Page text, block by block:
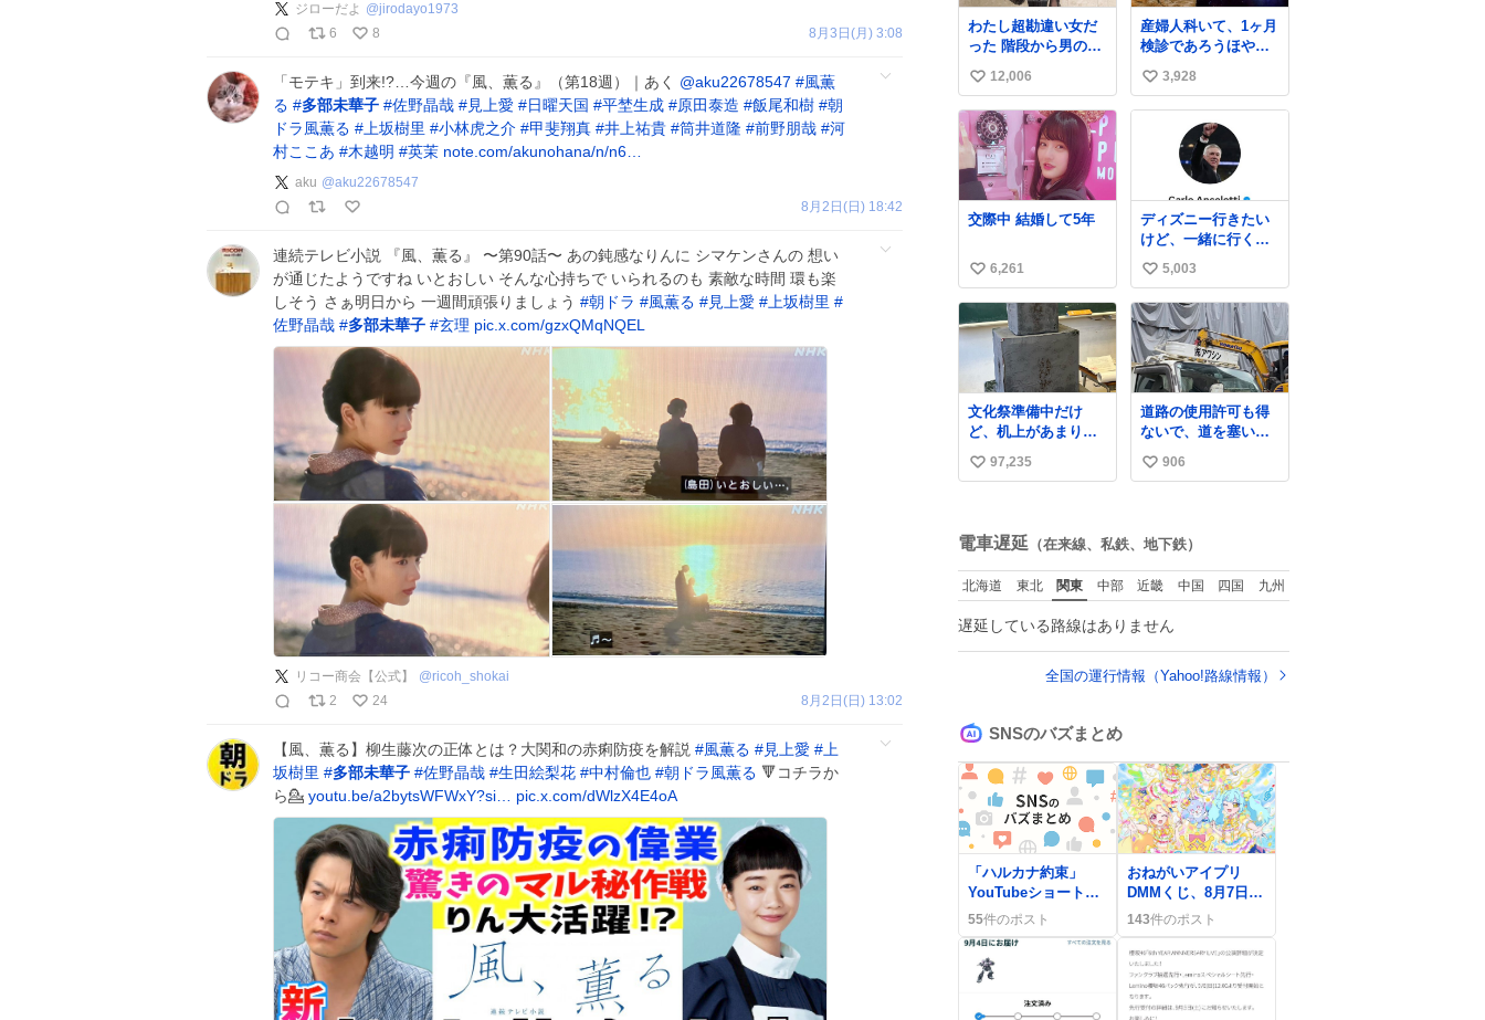
ジローだよ @jirodayo1973
6
8 8月3日(月) 3:08
「モテキ」到来!?…今週の『風、薫る』（第18週）｜あく @aku22678547 #風薫
る #多部未華子 #佐野晶哉 #見上愛 #日曜天国 #平埜生成 #原田泰造 #飯尾和樹 #朝
ドラ風薫る # 上坂樹里 #小林虎之介 #甲斐翔真 #井上祐貴 #筒井道隆 #前野朋哉 #河
村ここあ #木越明 #英茉 note.com/akunohana/n/n6…
aku @aku22678547
8月2日(日) 18:42
連続テレビ小説 『風、薫る』 〜第90話〜 あの鈍感なりんに シマケンさんの 想い
が通じたようですね いとおしい そんな心持ちで いられるのも 素敵な時間 環も楽
しそう さぁ明日から 一週間頑張りましょう #朝ドラ #風薫る #見上愛 # 上坂樹里 #
佐野晶哉 #多部未華子 #玄理 pic.x.com/gzxQMqNQEL
リコー商会【公式】 @ricoh_shokai
2
24 8月2日(日) 13:02
【風、薫る】柳生藤次の正体とは？大関和の赤痢防疫を解説 #風薫る #見上愛 # 上
坂樹里 #多部未華子 #佐野晶哉 #生田絵梨花 #中村倫也 #朝ドラ風薫る 🔻コチラか
ら💁 youtu.be/a2bytsWFWxY?si… pic.x.com/dWlzX4E4oA
わたし超勘違い女だ
った 階段から男の人
が降りて来てたんだ
けど この格好の女が
立ってたら一回は足
が止まるでしょ？普
通。降りてきたのは
仕事帰りっぽい男の
人で、足取り重そう
に歩いてて見るから
に異変を感じたんだ
い
い
ね
数
12,006
産婦人科いて、1ヶ月
検診であろうほやほ
や赤ちゃん👩‍🍼と推
定2,3歳の女の子👧🏻
をワンオペで連れて
るママがいるのだけ
マの側から離れな
てもうろちょろしな
いしママが歩いたら
ピクミンみたいにﾄﾃﾄ
ﾃついてってるし逃走
しないし脱走しない
し逃げないし走ら文
字数
い
い
3,928
交際中 結婚して5年
い
い
ね
6,261
ディズニー行きたい
けど、一緒に行くほ
ど仲のいい友達が居
ない… ほんでこれ
い
い
ね
数
5,003
文化祭準備中だけ
ど、机上があまりに
いじめっぽすぎる
い
数
97,235
道路の使用許可も得
ないで、道を塞いだ
まま解体作業して
る。 写真を撮ろうと
い
数
906
電車遅延 （在来線、私鉄、地下鉄）
北海道 東北 関東 中部 近畿 中国 四国 九州
遅延している路線はありません
全国の運行情報（Yahoo!路線情報）
SNSのバズまとめ
「ハルカナ約束」
YouTubeショートで
感動の嵐、ファンは
「泣いた」「やば
い」絶賛
55件のポスト
おねがいアイプリ
DMMくじ、8月7日発
売開始！限定カード
と回数制限にファン
歓喜
143件のポスト